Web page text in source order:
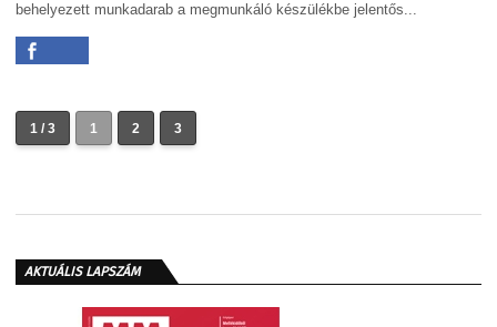
behelyezett munkadarab a megmunkáló készülékbe jelentős...
1 / 3 1 2 3
AKTUÁLIS LAPSZÁM